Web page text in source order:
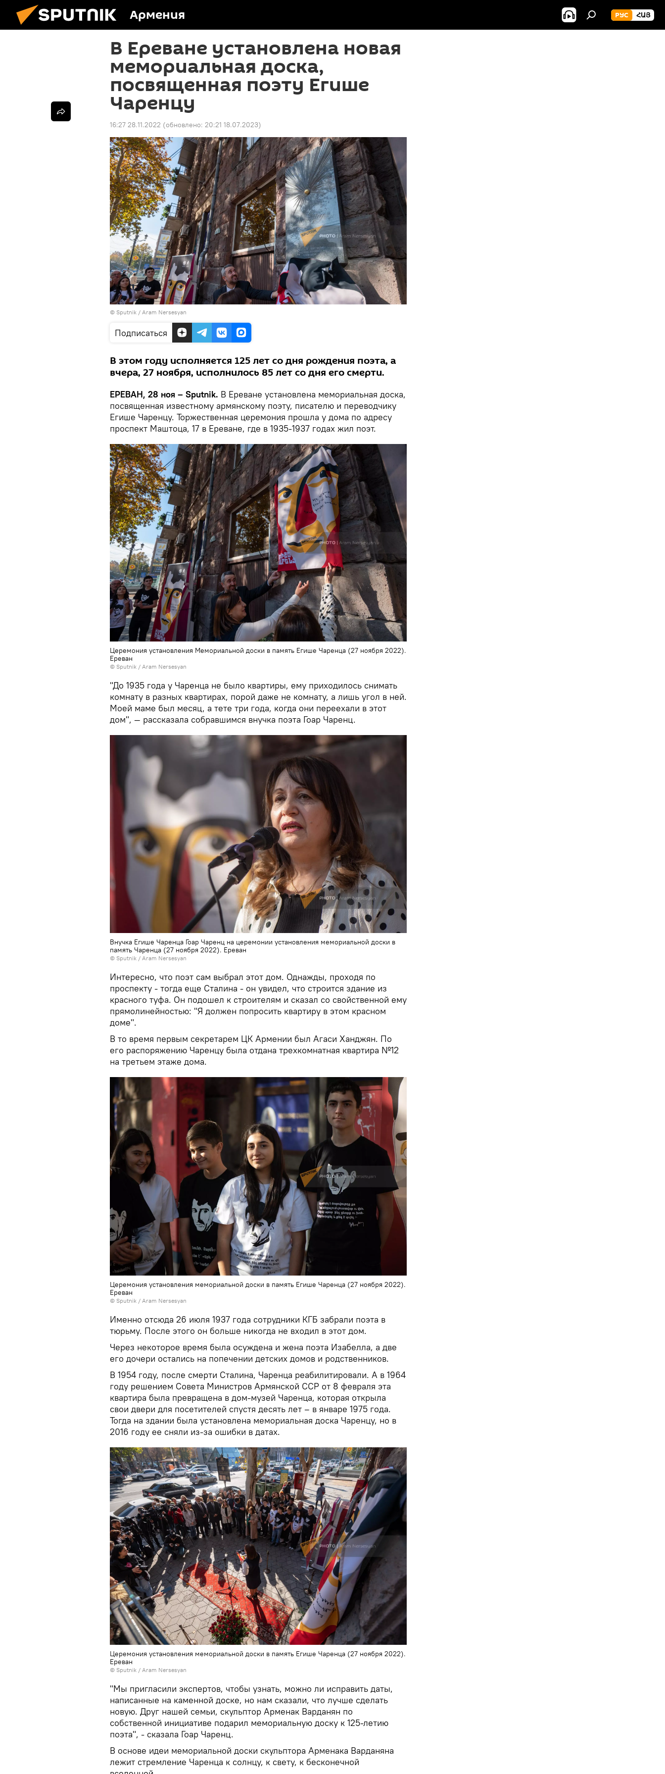
Армения РУС ՀԱՅ
В Ереване установлена новая
мемориальная доска,
посвященная поэту Егише
Чаренцу
16:27 28.11.2022 (обновлено: 20:21 18.07.2023)
© Sputnik / Aram Nersesyan
Подписаться
В этом году исполняется 125 лет со дня рождения поэта, а
вчера, 27 ноября, исполнилось 85 лет со дня его смерти.
ЕРЕВАН, 28 ноя – Sputnik. В Ереване установлена мемориальная доска,
посвященная известному армянскому поэту, писателю и переводчику
Егише Чаренцу. Торжественная церемония прошла у дома по адресу
проспект Маштоца, 17 в Ереване, где в 1935-1937 годах жил поэт.
Церемония установления Мемориальной доски в память Егише Чаренца (27 ноября 2022).
Еревaн
© Sputnik / Aram Nersesyan
"До 1935 года у Чаренца не было квартиры, ему приходилось снимать
комнату в разных квартирах, порой даже не комнату, а лишь угол в ней.
Моей маме был месяц, а тете три года, когда они переехали в этот
дом", — рассказала собравшимся внучка поэта Гоар Чаренц.
Внучка Егише Чаренца Гоар Чаренц на церемонии установления мемориальной доски в
память Чаренца (27 ноября 2022). Еревaн
© Sputnik / Aram Nersesyan
Интересно, что поэт сам выбрал этот дом. Однажды, проходя по
проспекту - тогда еще Сталина - он увидел, что строится здание из
красного туфа. Он подошел к строителям и сказал со свойственной ему
прямолинейностью: "Я должен попросить квартиру в этом красном
доме".
В то время первым секретарем ЦК Армении был Агаси Ханджян. По
его распоряжению Чаренцу была отдана трехкомнатная квартира №12
на третьем этаже дома.
Церемония установления мемориальной доски в память Егише Чаренца (27 ноября 2022).
Еревaн
© Sputnik / Aram Nersesyan
Именно отсюда 26 июля 1937 года сотрудники КГБ забрали поэта в
тюрьму. После этого он больше никогда не входил в этот дом.
Через некоторое время была осуждена и жена поэта Изабелла, а две
его дочери остались на попечении детских домов и родственников.
В 1954 году, после смерти Сталина, Чаренца реабилитировали. А в 1964
году решением Совета Министров Армянской ССР от 8 февраля эта
квартира была превращена в дом-музей Чаренца, которая открыла
свои двери для посетителей спустя десять лет – в январе 1975 года.
Тогда на здании была установлена мемориальная доска Чаренцу, но в
2016 году ее сняли из-за ошибки в датах.
Церемония установления мемориальной доски в память Егише Чаренца (27 ноября 2022).
Еревaн
© Sputnik / Aram Nersesyan
"Мы пригласили экспертов, чтобы узнать, можно ли исправить даты,
написанные на каменной доске, но нам сказали, что лучше сделать
новую. Друг нашей семьи, скульптор Арменак Варданян по
собственной инициативе подарил мемориальную доску к 125-летию
поэта", - сказала Гоар Чаренц.
В основе идеи мемориальной доски скульптора Арменака Варданяна
лежит стремление Чаренца к солнцу, к свету, к бесконечной